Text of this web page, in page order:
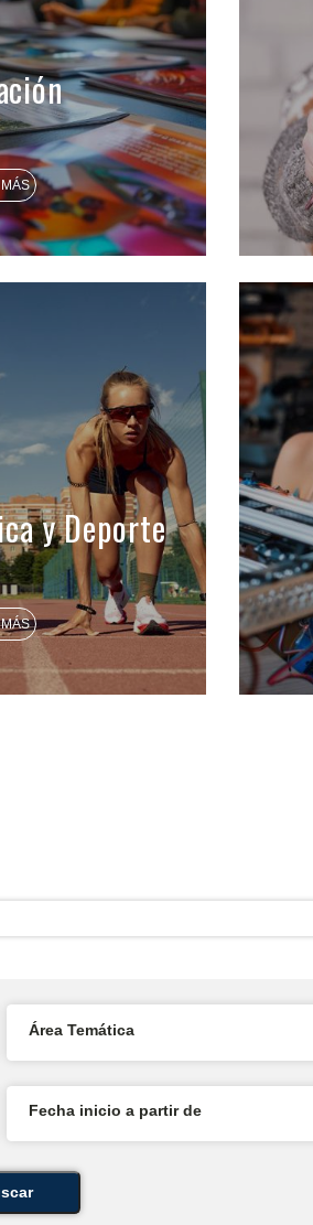
y Deporte
Área Temática
Fecha inicio a partir de